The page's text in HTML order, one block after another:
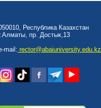
Республика Казахстан
пр. Достык,13
mail: rector@abaiuniversity.edu.kz